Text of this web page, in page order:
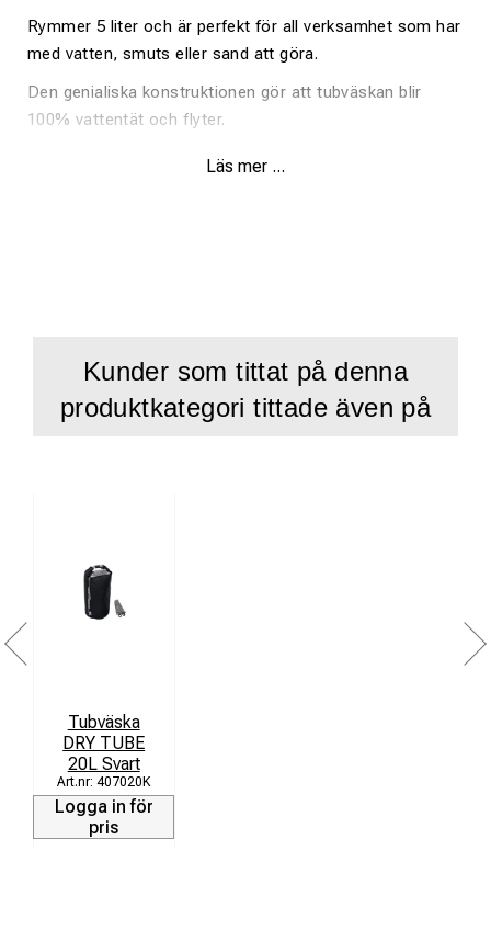
Rymmer 5 liter och är perfekt för all verksamhet som har
med vatten, smuts eller sand att göra.
Den genialiska konstruktionen gör att tubväskan blir
100% vattentät och flyter.
Läs mer ...
Kunder som tittat på denna
produktkategori tittade även på
Tubväska
DRY TUBE
20L Svart
407020K
Logga in för
pris